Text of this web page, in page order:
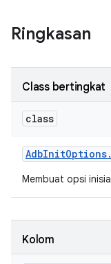
Ringkasan
Class bertingkat
class
AdbInitOptions.
Membuat opsi
Kolom